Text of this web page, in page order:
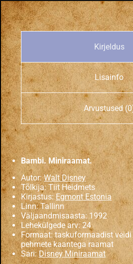
Kirjeldus
Lisainfo
Arvustused
Bambi. Miniraamat.
Autor:Walt Disney
Tõlkija: Tiit Heidmets
Kirjastus: Egmont Estonia
Linn: Tallinn
Väljaandmisaasta: 1992
Lehekülgede arv: 24
Formaat: taskuformaadist
pehmete kaantega raamat
Sari:Disney Miniraamat